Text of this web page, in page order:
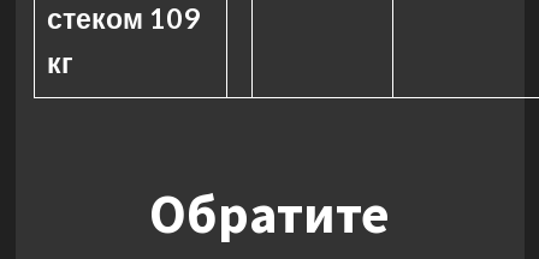
стеком 109
кг
Обратите